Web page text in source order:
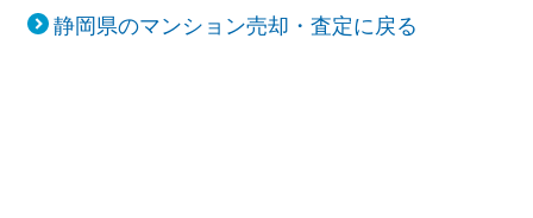
静岡県のマンション売却・査定に戻る